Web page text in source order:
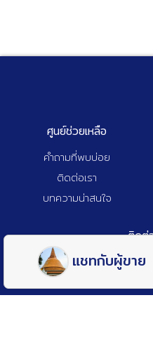
แชทกับผู้ขาย
ศูนย์ช่วยเหลือ
คำถามที่พบบ่อย
ติดต่อเรา
บทความน่าสนใจ
ติดต่